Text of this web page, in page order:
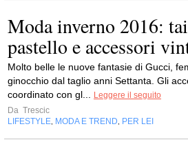
Moda inverno 2016:
pastello e accessori
Molto belle le nuove fantasie di Gucci,
ginocchio dal taglio anni Settanta. Gli
coordinato con gl...
Leggere il seguito
Da Trescic
LIFESTYLE MODA E TREND PER LEI